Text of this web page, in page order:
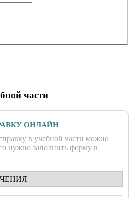
части
ОНЛАЙН
в учебной части можно
нужно заполнить форму в